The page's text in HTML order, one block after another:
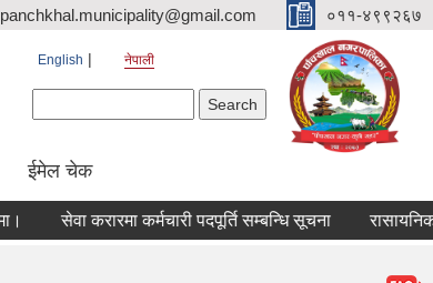
panchkhal.municipality@gmail.com ०११-४९९२६७
English नेपाली
ईमेल चेक
सेवा करारमा कर्मचारी पदपूर्ति सम्बन्धि सूचना रासायनिक मल